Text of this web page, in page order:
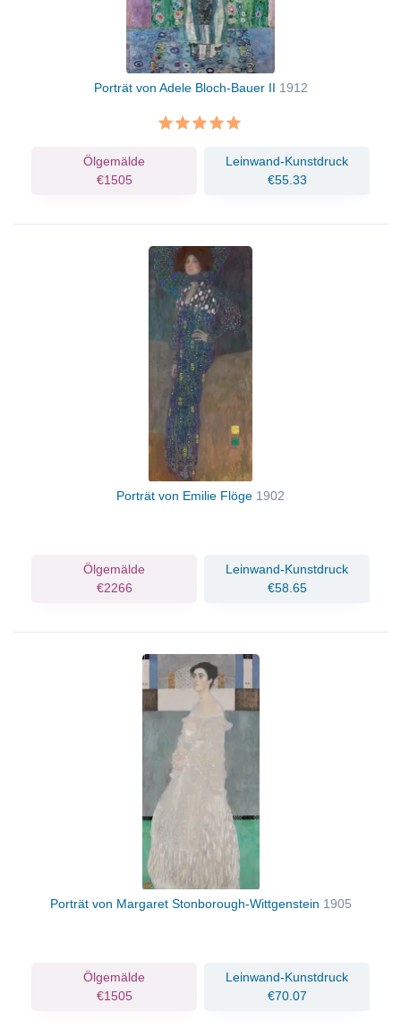
Porträt von Adele Bloch-Bauer II 1912
Ölgemälde
€1505
Leinwand-Kunstdruck
€55.33
Porträt von Emilie Flöge 1902
Ölgemälde
€2266
Leinwand-Kunstdruck
€58.65
Porträt von Margaret Stonborough-Wittgenstein 1905
Ölgemälde
€1505
Leinwand-Kunstdruck
€70.07